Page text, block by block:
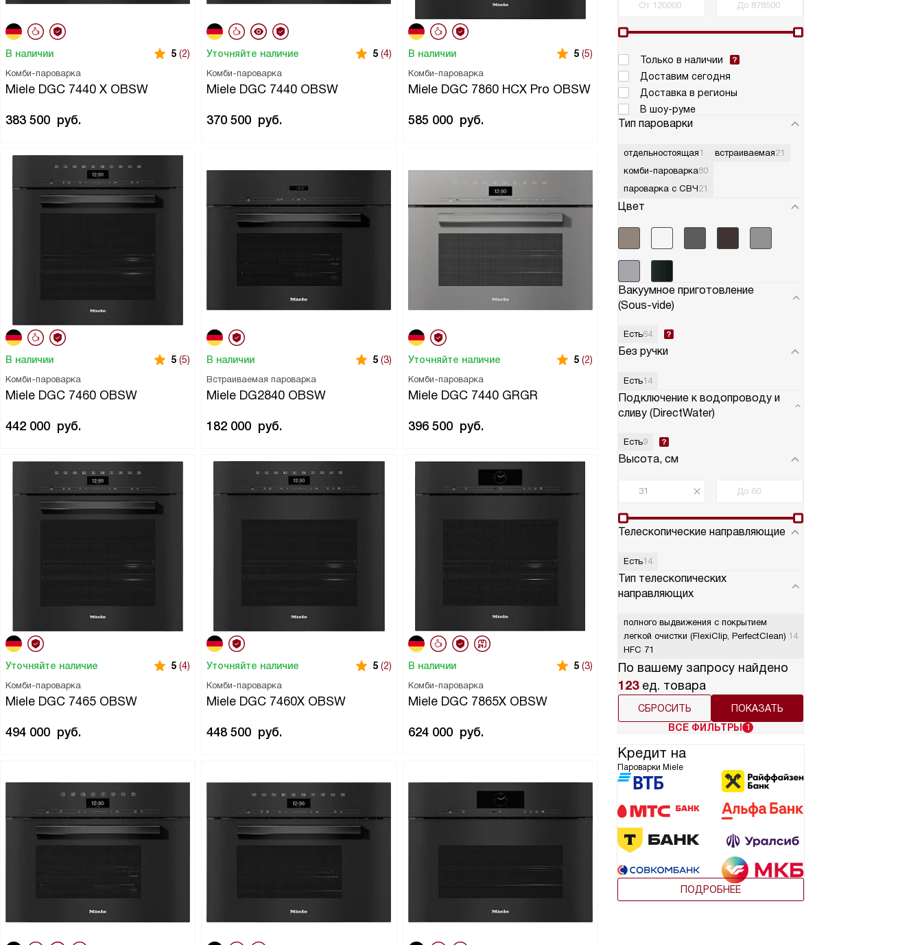
Только в наличии
Доставим сегодня
Доставка в регионы
В шоу-руме
Тип пароварки
отдельностоящая1 встраиваемая21
комби-пароварка80
пароварка с СВЧ21
Цвет
Вакуумное приготовление
(Sous-vide)
Есть64
Без ручки
Есть14
Подключение к водопроводу и
сливу (DirectWater)
Есть9
Высота, см
Телескопические направляющие
Есть14
Тип телескопических
направляющих
полного выдвижения с покрытием
легкой очистки (FlexiClip, PerfectClean)
HFC 71
14
По вашему запросу найдено
123ед. товара
СБРОСИТЬ
ВСЕ ФИЛЬТРЫ
1
Кредит на
Пароварки Miele
ПОДРОБНЕЕ
Комби-пароварка
Miele DGC 7440 X OBSW
В наличии 5 (2)
383 500 руб.
Комби-пароварка
Miele DGC 7440 OBSW
Уточняйте наличие 5 (4)
370 500 руб.
Комби-пароварка
Miele DGC 7860 HCX Pro OBSW
В наличии 5 (5)
585 000 руб.
Комби-пароварка
Miele DGC 7460 OBSW
В наличии 5 (5)
442 000 руб.
Встраиваемая пароварка
Miele DG2840 OBSW
В наличии 5 (3)
182 000 руб.
Комби-пароварка
Miele DGC 7440 GRGR
Уточняйте наличие 5 (2)
396 500 руб.
Комби-пароварка
Miele DGC 7465 OBSW
Уточняйте наличие 5 (4)
494 000 руб.
Комби-пароварка
Miele DGC 7460X OBSW
Уточняйте наличие 5 (2)
448 500 руб.
Комби-пароварка
Miele DGC 7865X OBSW
В наличии 5 (3)
624 000 руб.